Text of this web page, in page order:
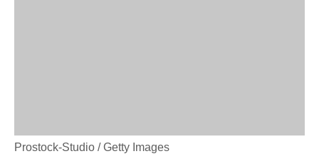
Prostock-Studio / Getty Images